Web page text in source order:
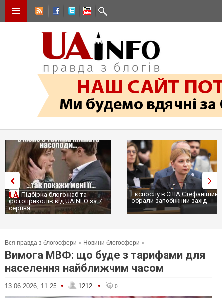
Підбірка блогожаб та
фотоприколів від UAINFO за 7
серпня
Експослу в США
обрали запобіжний захід
Вся правда з блогосфери » Новини блогосфери »
Вимога МВФ: що буде з тарифами для
населення найближчим часом
13.06.2026, 11:25 • 1212 • 0